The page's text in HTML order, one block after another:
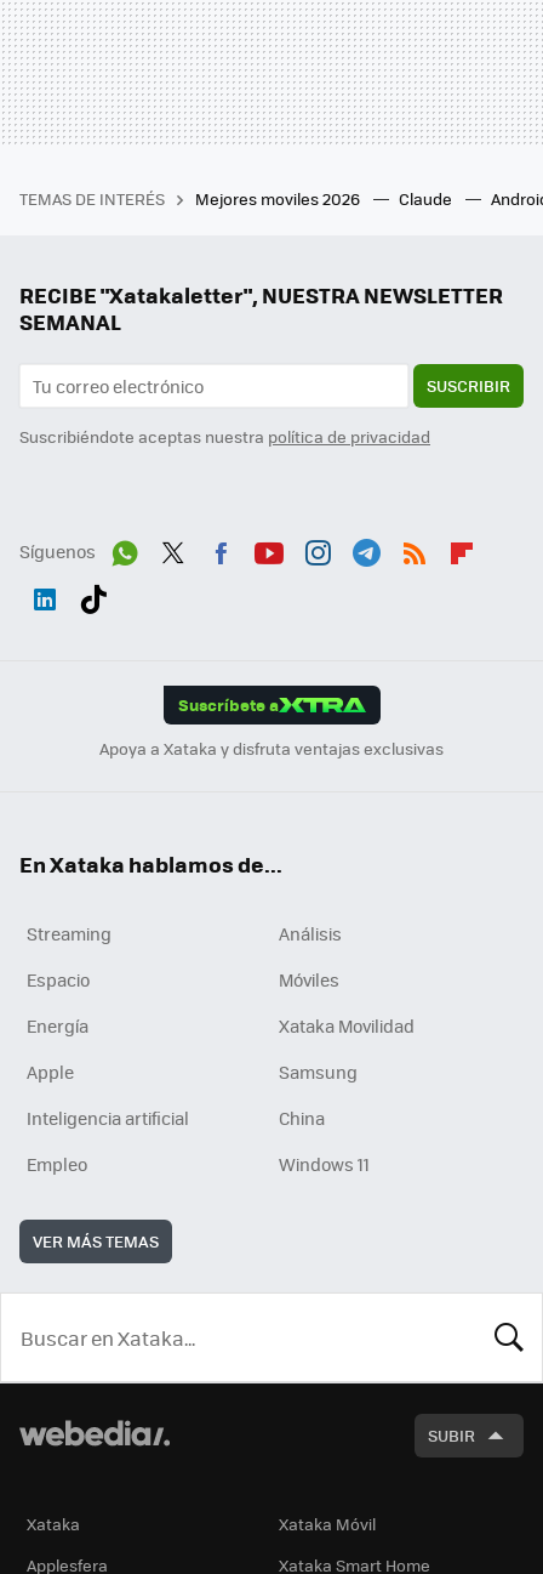
TEMAS DE INTERÉS Mejores moviles 2026 Claude
RECIBE "Xatakaletter", NUESTRA NEWSLETTER
SEMANAL
SUSCRIBIR
Suscribiéndote aceptas nuestra política de privacidad
Síguenos
Suscríbete a
Apoya a Xataka y disfruta ventajas exclusivas
En Xataka hablamos de...
Streaming
Análisis
Espacio
Móviles
Energía
Xataka Movilidad
Apple
Samsung
Inteligencia artificial
China
Empleo
Windows 11
VER MÁS TEMAS
SUBIR
Xataka
Xataka Móvil
Applesfera
Xataka Smart Home